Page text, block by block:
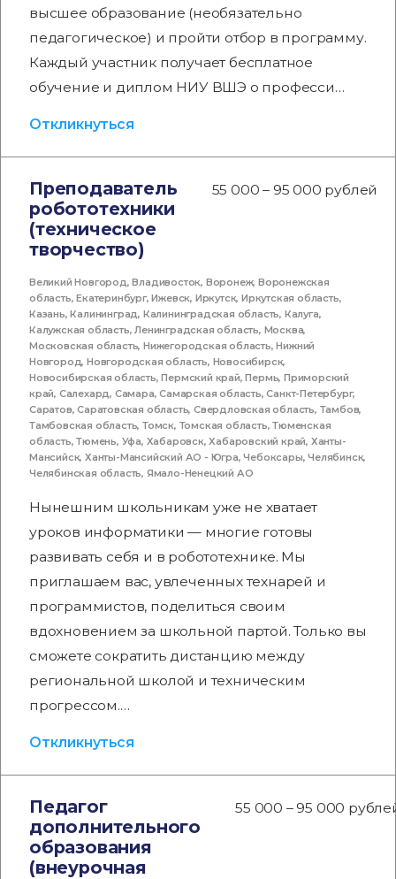
высшее образование (необязательно
педагогическое) и пройти отбор в программу.
Каждый участник получает бесплатное
обучение и диплом НИУ ВШЭ о професси…
Откликнуться
Преподаватель
робототехники
(техническое
творчество)
55 000 – 95 000 рублей
Великий Новгород,Владивосток, Воронеж,Воронежская
область,Екатеринбург,Ижевск, Иркутск,Иркутская область,
Казань,Калининград, Калининградская область, Калуга,
Калужская область,Ленинградская область, Москва,
Московская область,Нижегородская область,Нижний
Новгород,Новгородская область, Новосибирск,
Новосибирская область,Пермский край,Пермь,Приморский
край, Салехард, Самара,Самарская область,Санкт-Петербург,
Саратов,Саратовская область,Свердловская область, Тамбов,
Тамбовская область,Томск, Томская область,Тюменская
область,Тюмень, Уфа, Хабаровск,Хабаровский край, Ханты-
Мансийск,Ханты-Мансийский АО - Югра,Чебоксары,Челябинск,
Челябинская область, Ямало-Ненецкий АО
Нынешним школьникам уже не хватает
уроков информатики — многие готовы
развивать себя и в робототехнике. Мы
приглашаем вас, увлеченных технарей и
программистов, поделиться своим
вдохновением за школьной партой. Только вы
сможете сократить дистанцию между
региональной школой и техническим
прогрессом.…
Откликнуться
Педагог
дополнительного
образования
(внеурочная
55 000 – 95 000